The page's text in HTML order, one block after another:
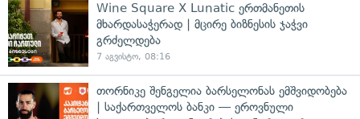
Wine Square X Lunatic ერთმანეთის
მხარდასაჭერად | მცირე ბიზნესის ჯაჭვი
გრძელდება
7 აგვისტო, 08:16
თორნიკე შენგელია ბარსელონას ემშვიდობება
| საქართველოს ბანკი — ეროვნული